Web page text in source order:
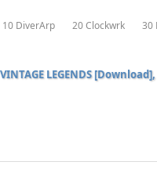
10 DiverArp 20 Clockwrk 30
VINTAGE LEGENDS